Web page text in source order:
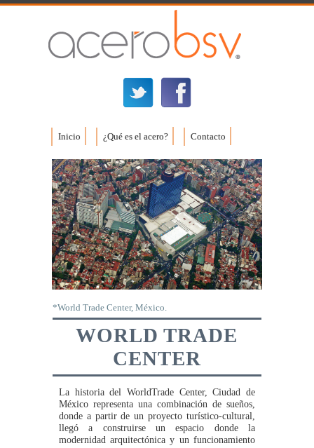
Inicio ¿Qué es el acero? Contacto
*World Trade Center, México.
WORLD TRADE
CENTER
La historia del WorldTrade Center, Ciudad de
México representa una combinación de sueños,
donde a partir de un proyecto turístico-cultural,
llegó a construirse un espacio donde la
modernidad arquitectónica y un funcionamiento